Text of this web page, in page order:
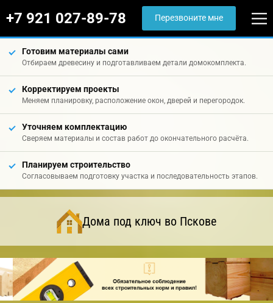
+7 921 027-89-78 Перезвоните мне
Готовим материалы сами
Отбираем древесину и подготавливаем детали домокомплекта.
Корректируем проекты
Меняем планировку, расположение окон, дверей и перегородок.
Уточняем комплектацию
Сверяем материалы и состав работ до окончательного расчёта.
Планируем строительство
Согласовываем подготовку участка и последовательность этапов.
Дома под ключ во Пскове